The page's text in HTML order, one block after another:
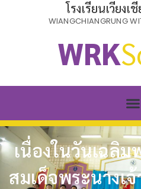
โรงเรียนเวียงเ
WIANGCHIANGRUNG
WRK
เนื่องในวันเฉลิ
สมเด็จพระนางเ